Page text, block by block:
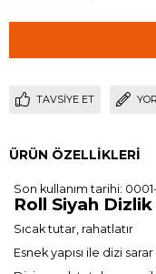
TAVSIYE ET
ÜRÜN ÖZELLIKLERI
Son kullanım tarihi:
Roll Siyah
Sıcak tutar, rahatlatır
Esnek yapısı ile dizi sarar